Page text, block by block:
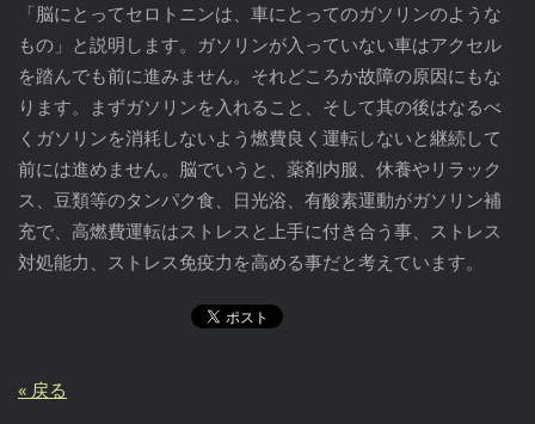
「脳にとってセロトニンは、車にとってのガソリンのような
もの」と説明します。ガソリンが入っていない車はアクセル
を踏んでも前に進みません。それどころか故障の原因にもな
ります。まずガソリンを入れること、そして其の後はなるべ
くガソリンを消耗しないよう燃費良く運転しないと継続して
前には進めません。脳でいうと、薬剤内服、休養やリラック
ス、豆類等のタンパク食、日光浴、有酸素運動がガソリン補
充で、高燃費運転はストレスと上手に付き合う事、ストレス
対処能力、ストレス免疫力を高める事だと考えています。
« 戻る